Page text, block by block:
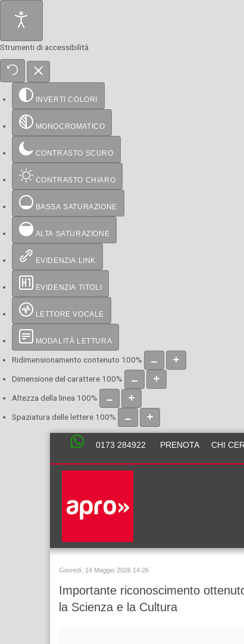
Strumenti di accessibilità
INVERTI COLORI
MONOCROMATICO
CONTRASTO SCURO
CONTRASTO CHIARO
BASSA SATURAZIONE
ALTA SATURAZIONE
EVIDENZIA LINK
EVIDENZIA TITOLI
LETTORE VOCALE
MODALITÀ LETTURA
Ridimensionamento contenuto 100%
Dimensione del carattere 100%
Altezza della linea 100%
Spaziatura delle lettere 100%
0173 284922 PRENOTA CHI
Giovedì, 14 Maggio 2026 14:26
Importante riconoscimento
la Scienza e la Cultura